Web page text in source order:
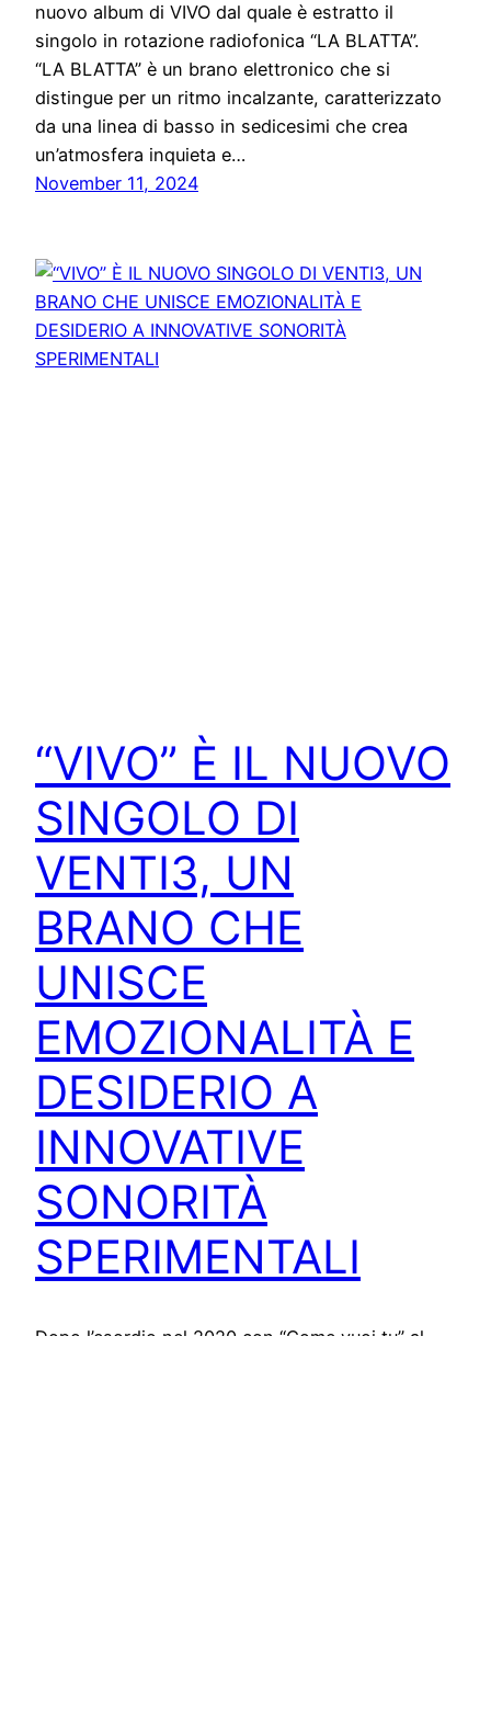
nuovo album di VIVO dal quale è estratto il
singolo in rotazione radiofonica “LA BLATTA”.
“LA BLATTA” è un brano elettronico che si
distingue per un ritmo incalzante, caratterizzato
da una linea di basso in sedicesimi che crea
un’atmosfera inquieta e…
November 11, 2024
“VIVO” È IL NUOVO
SINGOLO DI
VENTI3, UN
BRANO CHE
UNISCE
EMOZIONALITÀ E
DESIDERIO A
INNOVATIVE
SONORITÀ
SPERIMENTALI
Dopo l’esordio nel 2020 con “Come vuoi tu” al